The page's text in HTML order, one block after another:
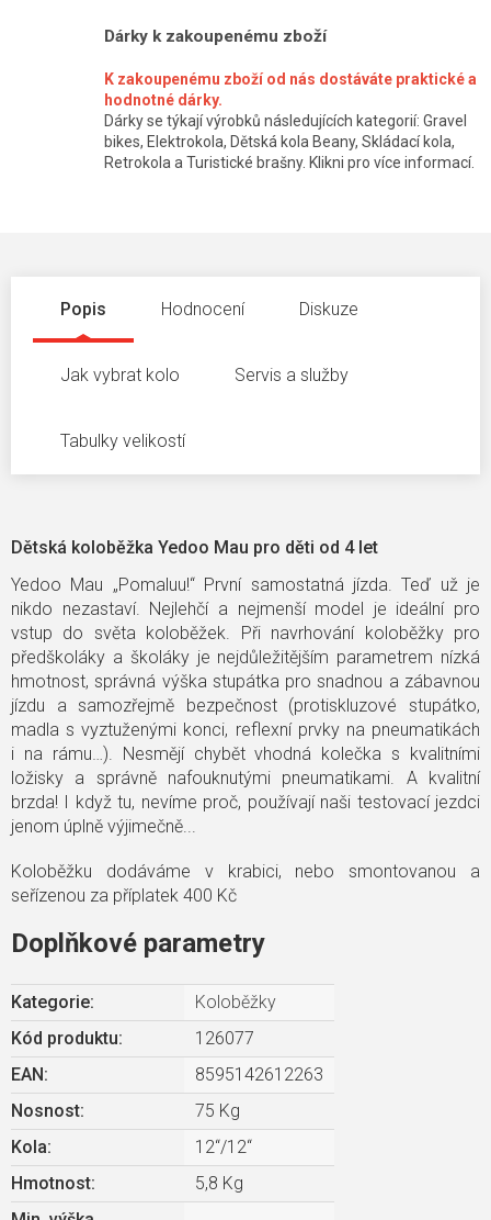
Dárky k zakoupenému zboží
K zakoupenému zboží od nás dostáváte praktické a
hodnotné dárky.
Dárky se týkají výrobků následujících kategorií: Gravel
bikes, Elektrokola, Dětská kola Beany, Skládací kola,
Retrokola a Turistické brašny. Klikni pro více informací.
Popis Hodnocení Diskuze
Jak vybrat kolo Servis a služby
Tabulky velikostí
Dětská koloběžka Yedoo Mau pro děti od 4 let
Yedoo Mau „Pomaluu!“ První samostatná jízda. Teď už je
nikdo nezastaví. Nejlehčí a nejmenší model je ideální pro
vstup do světa koloběžek. Při navrhování koloběžky pro
předškoláky a školáky je nejdůležitějším parametrem nízká
hmotnost, správná výška stupátka pro snadnou a zábavnou
jízdu a samozřejmě bezpečnost (protiskluzové stupátko,
madla s vyztuženými konci, reflexní prvky na pneumatikách
i na rámu…). Nesmějí chybět vhodná kolečka s kvalitními
ložisky a správně nafouknutými pneumatikami. A kvalitní
brzda! I když tu, nevíme proč, používají naši testovací jezdci
jenom úplně výjimečně...
Koloběžku dodáváme v krabici, nebo smontovanou a
seřízenou za příplatek 400 Kč
Doplňkové parametry
Kategorie:
Koloběžky
Kód produktu:
126077
EAN:
8595142612263
Nosnost:
75 Kg
Kola:
12“/12“
Hmotnost:
5,8 Kg